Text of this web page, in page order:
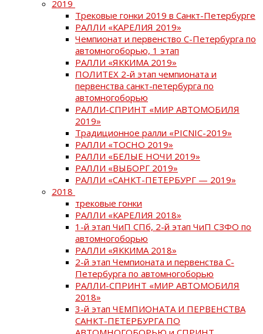
2019
Трековые гонки 2019 в Санкт-Петербурге
РАЛЛИ «КАРЕЛИЯ 2019»
Чемпионат и первенство С-Петербурга по
автомногоборью, 1 этап
РАЛЛИ «ЯККИМА 2019»
ПОЛИТЕХ 2-й этап чемпионата и
первенства санкт-петербурга по
автомногоборью
РАЛЛИ-СПРИНТ «МИР АВТОМОБИЛЯ
2019»
Традиционное ралли «PICNIC-2019»
РАЛЛИ «ТОСНО 2019»
РАЛЛИ «БЕЛЫЕ НОЧИ 2019»
РАЛЛИ «ВЫБОРГ 2019»
РАЛЛИ «САНКТ-ПЕТЕРБУРГ — 2019»
2018
трековые гонки
РАЛЛИ «КАРЕЛИЯ 2018»
1-й этап ЧиП СПб, 2-й этап ЧиП СЗФО по
автомногоборью
РАЛЛИ «ЯККИМА 2018»
2-й этап Чемпионата и первенства С-
Петербурга по автомногоборью
РАЛЛИ-СПРИНТ «МИР АВТОМОБИЛЯ
2018»
3-й этап ЧЕМПИОНАТА И ПЕРВЕНСТВА
САНКТ-ПЕТЕРБУРГА ПО